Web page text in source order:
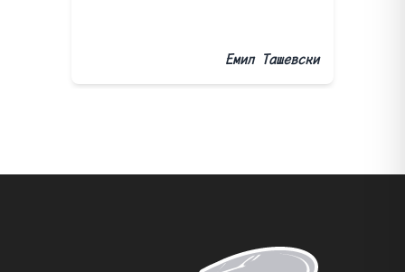
Емил Ташевски